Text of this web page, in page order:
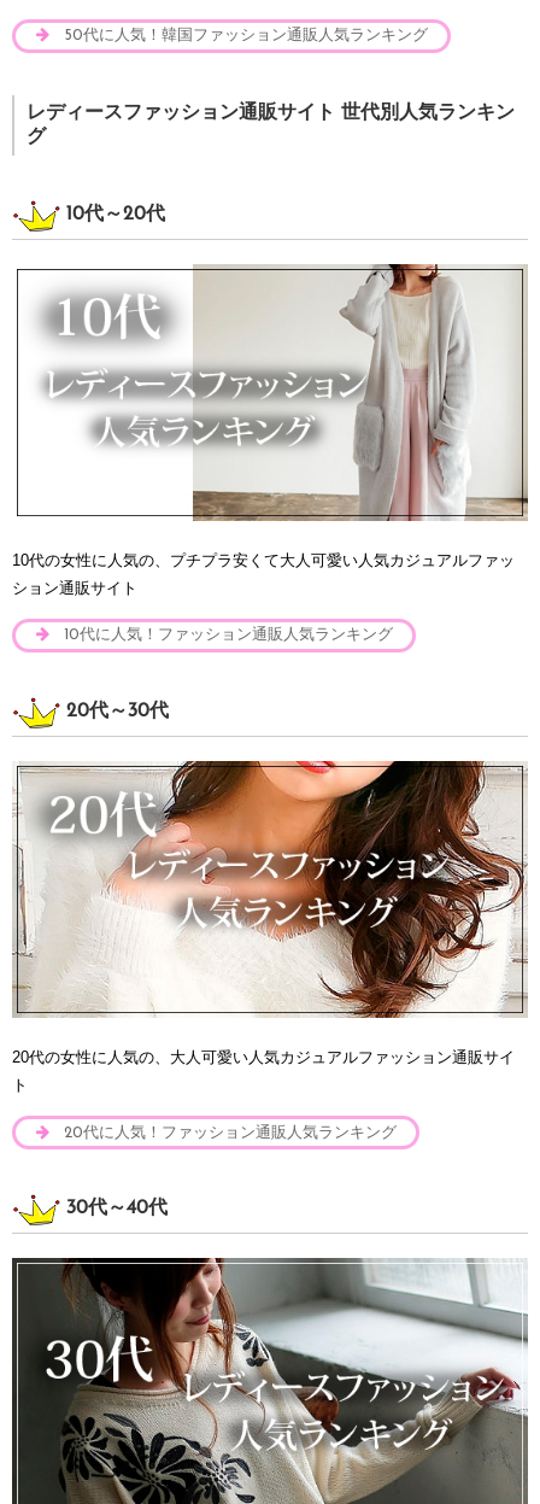
50代に人気！韓国ファッション通販人気ランキング
レディースファッション通販サイト 世代別人気ランキン
グ
10代～20代
10代の女性に人気の、プチプラ安くて大人可愛い人気カジュアルファッ
ション通販サイト
10代に人気！ファッション通販人気ランキング
20代～30代
20代の女性に人気の、大人可愛い人気カジュアルファッション通販サイ
ト
20代に人気！ファッション通販人気ランキング
30代～40代